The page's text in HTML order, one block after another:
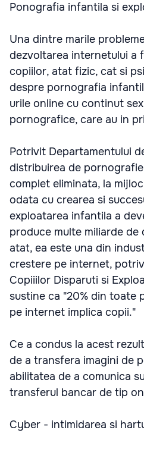
Ponografia infantila si
Una dintre marile
dezvoltarea internetului a
copiilor, atat fizic, cat si
despre pornografia
urile online cu continut
pornografice, care au in
Potrivit Departamentului
distribuirea de
complet eliminata, la
odata cu crearea si
exploatarea infantila a
produce multe miliarde de
atat, ea este una din
crestere pe internet,
Copiiilor Disparuti si
sustine ca "20% din toate
pe internet implica copii."
Ce a condus la acest
de a transfera imagini de
abilitatea de a comunica
transferul bancar de tip
Cyber - intimidarea si